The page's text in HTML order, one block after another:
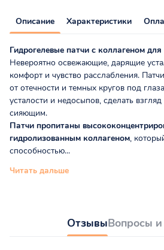
Описание Характеристики
Гидрогелевые патчи c коллагеном
Невероятно освежающие, дарящие
комфорт и чувство расслабления.
от отечности и темных кругов под
усталости и недосыпов, сделать
сияющим.
Патчи пропитаны
гидролизованным коллагеном,
способностью...
Читать дальше
ОтзывыВопросы